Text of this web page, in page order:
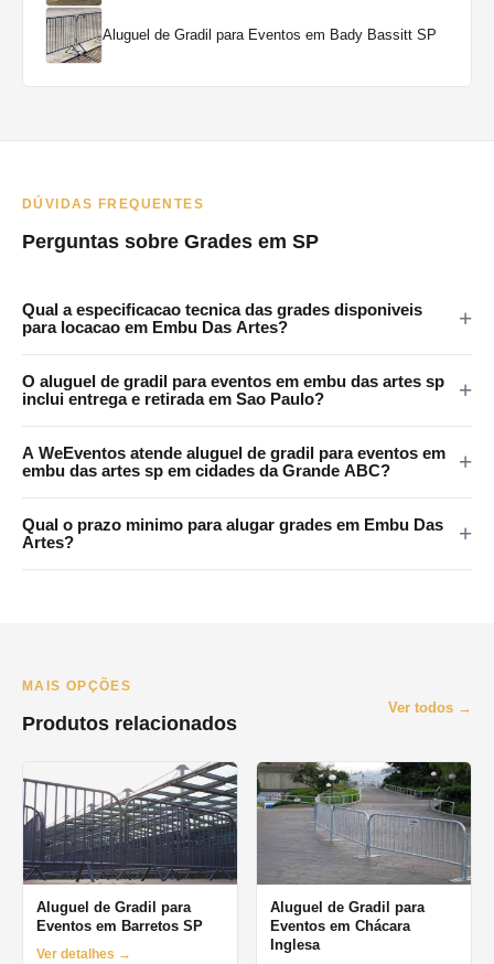
Aluguel de Gradil para Eventos em Bady Bassitt SP
DÚVIDAS FREQUENTES
Perguntas sobre Grades em SP
Qual a especificacao tecnica das grades disponiveis
para locacao em Embu Das Artes?
pontos e tratamento anticorrosao. Certificadas para eventos
O aluguel de gradil para eventos em embu das artes sp
inclui entrega e retirada em Sao Paulo?
Paulo e Grande SP. Atendemos Embu Das Artes e regiao
A WeEventos atende aluguel de gradil para eventos em
embu das artes sp em cidades da Grande ABC?
Diadema e Maua. Consulte disponibilidade pelo WhatsApp.
Qual o prazo minimo para alugar grades em Embu Das
Artes?
MAIS OPÇÕES
Produtos relacionados
Ver todos →
Aluguel de Gradil para
Eventos em Barretos SP
Ver detalhes →
Aluguel de Gradil para
Eventos em Chácara
Inglesa